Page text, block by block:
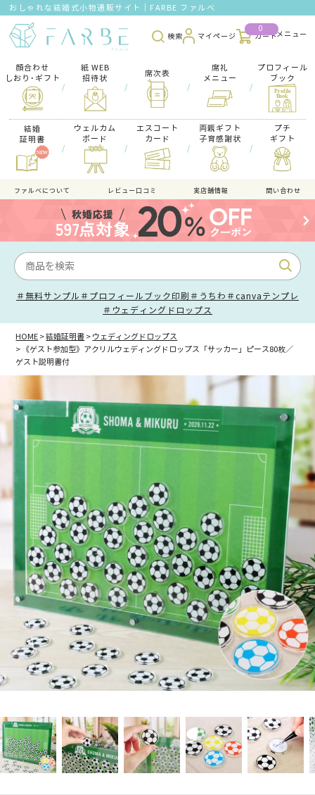
おしゃれな結婚式小物通販サイト｜FARBE ファルベ
検索 マイページ
0
カート
顔合わせ
しおり･ギフト
/
紙 WEB
招待状
/
席次表
/
席礼
メニュー
/
プロフィール
ブック
結婚
証明書
/
ウェルカム
ボード
/
エスコート
カード
/
両親ギフト
子育感謝状
/
プチ
ギフト
ファルべについて レビュー口コミ 実店舗情報 問い合わせ
＃無料サンプル ＃プロフィールブック印刷 ＃うちわ ＃canvaテンプレ
＃ウェディングドロップス
HOME 結婚証明書
ウェディングドロップス
《ゲスト参加型》アクリルウェディングドロップス「サッカー」ピース80枚／
ゲスト説明書付